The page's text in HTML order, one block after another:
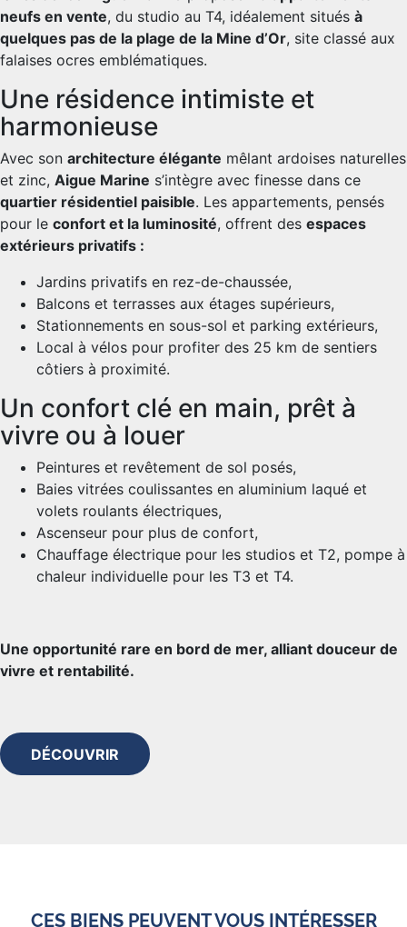
neufs en vente, du studio au T4, idéalement situés à
quelques pas de la plage de la Mine d’Or, site classé aux
falaises ocres emblématiques.
Une résidence intimiste et
harmonieuse
Avec son architecture élégante mêlant ardoises naturelles
et zinc, Aigue Marine s’intègre avec finesse dans ce
quartier résidentiel paisible. Les appartements, pensés
pour le confort et la luminosité, offrent des espaces
extérieurs privatifs :
Jardins privatifs en rez-de-chaussée,
Balcons et terrasses aux étages supérieurs,
Stationnements en sous-sol et parking extérieurs,
Local à vélos pour profiter des 25 km de sentiers
côtiers à proximité.
Un confort clé en main, prêt à
vivre ou à louer
Peintures et revêtement de sol posés,
Baies vitrées coulissantes en aluminium laqué et
volets roulants électriques,
Ascenseur pour plus de confort,
Chauffage électrique pour les studios et T2, pompe à
chaleur individuelle pour les T3 et T4.
Une opportunité rare en bord de mer, alliant douceur de
vivre et rentabilité.
DÉCOUVRIR
CES BIENS PEUVENT VOUS INTÉRESSER